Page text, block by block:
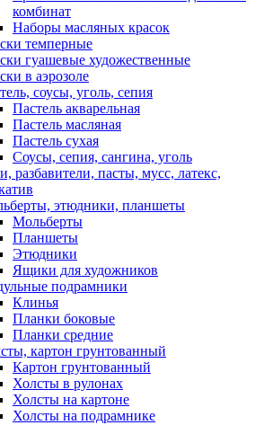
комбинат
Наборы масляных красок
темперные
гуашевые художественные
в аэрозоле
соусы, уголь, сепия
Пастель акварельная
Пастель масляная
Пастель сухая
Соусы, сепия, сангина, уголь
разбавители, пасты, мусс, латекс,
этюдники, планшеты
Мольберты
Планшеты
Этюдники
Ящики для художников
подрамники
Клинья
Планки боковые
Планки средние
картон грунтованный
Картон грунтованный
Холсты в рулонах
Холсты на картоне
Холсты на подрамнике